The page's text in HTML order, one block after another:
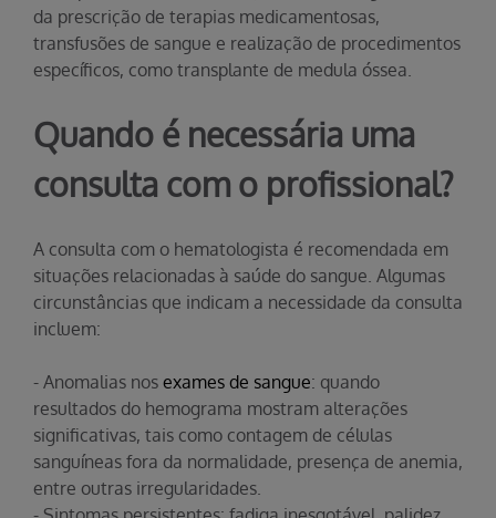
da prescrição de terapias medicamentosas,
transfusões de sangue e realização de procedimentos
específicos, como transplante de medula óssea.
Quando é necessária uma
consulta com o profissional?
A consulta com o hematologista é recomendada em
situações relacionadas à saúde do sangue. Algumas
circunstâncias que indicam a necessidade da consulta
incluem:
- Anomalias nos exames de sangue: quando
resultados do hemograma mostram alterações
significativas, tais como contagem de células
sanguíneas fora da normalidade, presença de anemia,
entre outras irregularidades.